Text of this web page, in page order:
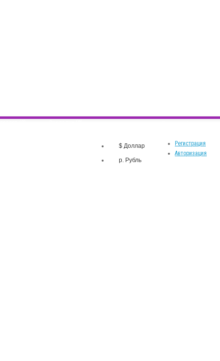
Регистрация
Авторизация
$ Доллар
р. Рубль